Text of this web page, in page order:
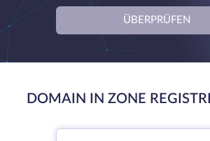
ÜBERPRÜFEN
DOMAIN IN ZONE